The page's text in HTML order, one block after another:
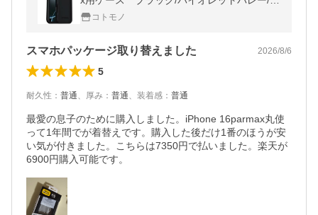
リーンコトモノ
スマホパッケージ取り替えました 2026/8/6
5
耐久性 ： 普通、 厚み ： 普通、 装着感 ： 普通
最愛の息子のために購入しました。iPhone 16parmax丸使
って1年間でが着替えです。購入した後だけ1番のほうが安
い気が付きました。こちらは7350円で払いました。楽天が
6900円購入可能です。